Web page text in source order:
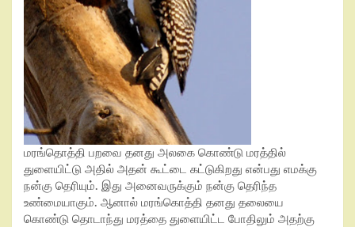
மரங்தொத்தி பறவை தனது அலகை கொண்டு மரத்தில்
துளையிட்டு அதில் அதன் கூட்டை கட்டுகிறது என்பது எமக்கு
நன்கு தெரியும். இது அனைவருக்கும் நன்கு தெரிந்த
உண்மையாகும். ஆனால் மரங்கொத்தி தனது தலையை
கொண்டு தொடாந்து மரத்தை துளையிட்ட போதிலும் அதற்கு